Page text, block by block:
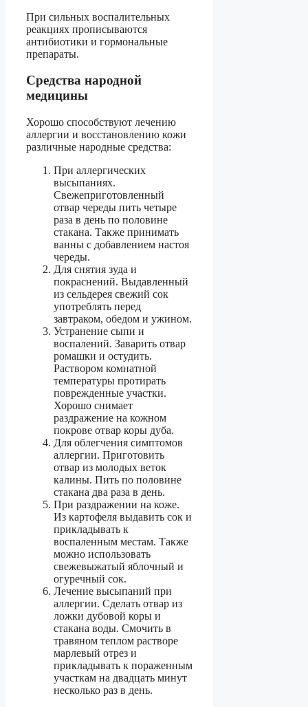
При сильных воспалительных
реакциях прописываются
антибиотики и гормональные
препараты.
Средства народной
медицины
Хорошо способствуют лечению
аллергии и восстановлению кожи
различные народные средства:
При аллергических
высыпаниях.
Свежеприготовленный
отвар череды пить четыре
раза в день по половине
стакана. Также принимать
ванны с добавлением настоя
череды.
Для снятия зуда и
покраснений. Выдавленный
из сельдерея свежий сок
употреблять перед
завтраком, обедом и ужином.
Устранение сыпи и
воспалений. Заварить отвар
ромашки и остудить.
Раствором комнатной
температуры протирать
поврежденные участки.
Хорошо снимает
раздражение на кожном
покрове отвар коры дуба.
Для облегчения симптомов
аллергии. Приготовить
отвар из молодых веток
калины. Пить по половине
стакана два раза в день.
При раздражении на коже.
Из картофеля выдавить сок и
прикладывать к
воспаленным местам. Также
можно использовать
свежевыжатый яблочный и
огуречный сок.
Лечение высыпаний при
аллергии. Сделать отвар из
ложки дубовой коры и
стакана воды. Смочить в
травяном теплом растворе
марлевый отрез и
прикладывать к пораженным
участкам на двадцать минут
несколько раз в день.